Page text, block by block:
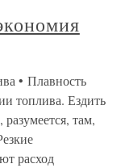
• Плавность
топлива. Ездить
там,
расход